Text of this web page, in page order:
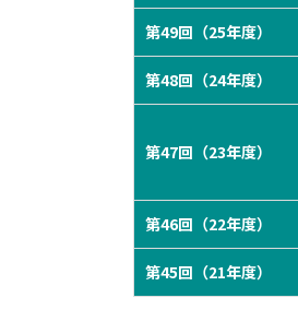
第49回（25年度）
第48回（24年度）
第47回（23年度）
第46回（22年度）
第45回（21年度）